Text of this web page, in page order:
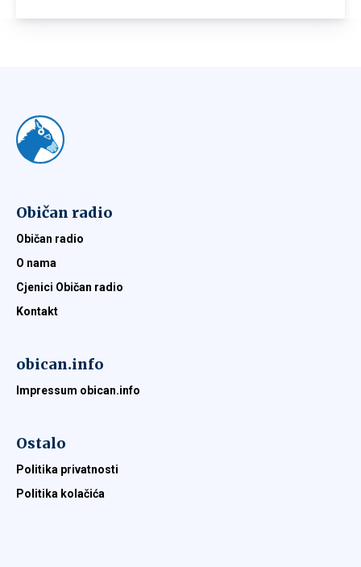
Običan radio
Običan radio
O nama
Cjenici Običan radio
Kontakt
obican.info
Impressum obican.info
Ostalo
Politika privatnosti
Politika kolačića